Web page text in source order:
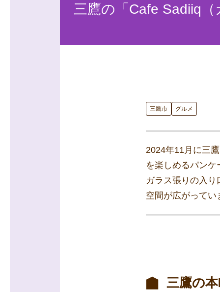
三鷹の「Cafe Sadiiq
三鷹市 グルメ
2024年11月に三
を楽しめるパン
ガラス張りの入
空間が広がってい
三鷹の